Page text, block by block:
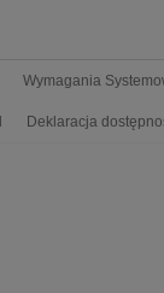
Wymagania
Deklaracja